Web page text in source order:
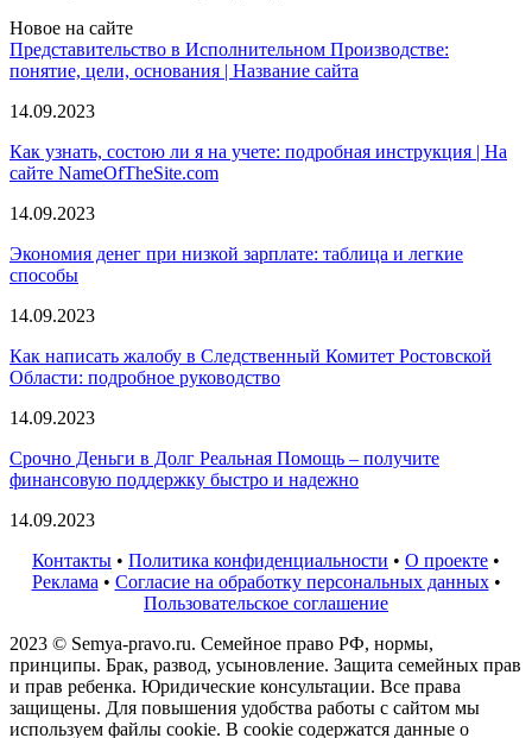
Новое на сайте
Представительство в Исполнительном Производстве:
понятие, цели, основания | Название сайта
14.09.2023
Как узнать, состою ли я на учете: подробная инструкция | На
сайте NameOfTheSite.com
14.09.2023
Экономия денег при низкой зарплате: таблица и легкие
способы
14.09.2023
Как написать жалобу в Следственный Комитет Ростовской
Области: подробное руководство
14.09.2023
Срочно Деньги в Долг Реальная Помощь – получите
финансовую поддержку быстро и надежно
14.09.2023
Контакты • Политика конфиденциальности • О проекте •
Реклама • Согласие на обработку персональных данных•
Пользовательское соглашение
2023 © Semya-pravo.ru. Семейное право РФ, нормы,
принципы. Брак, развод, усыновление. Защита семейных прав
и прав ребенка. Юридические консультации. Все права
защищены. Для повышения удобства работы с сайтом мы
используем файлы cookie. В cookie содержатся данные о